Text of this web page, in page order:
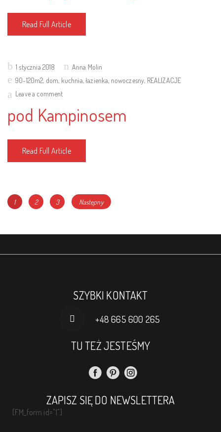
Read Full Article
Posted1 stycznia 2018
Anna Molin
90-120m2, dom, kuchnia,łazienka, nowoczesny, REALIZACJE
Leave a comment
pod Kampinosem
Read Full Article
Nawigacja
wpisach
Page
1 Page
2 Page
3 Następny
SZYBKI KONTAKT
+48 665 600 265
TU TEŻ JESTEŚMY
ZAPISZ SIĘ DO NEWSLETTERA
[FM_form id="1"]